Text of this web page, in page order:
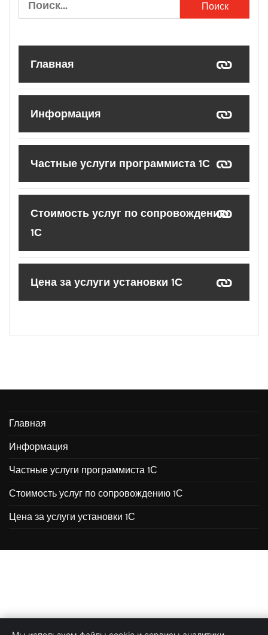
Главная
Информация
Частные услуги программиста 1С
Стоимость услуг по сопровождению
1С
Цена за услуги установки 1С
Главная
Информация
Частные услуги программиста 1С
Стоимость услуг по сопровождению 1С
Цена за услуги установки 1С